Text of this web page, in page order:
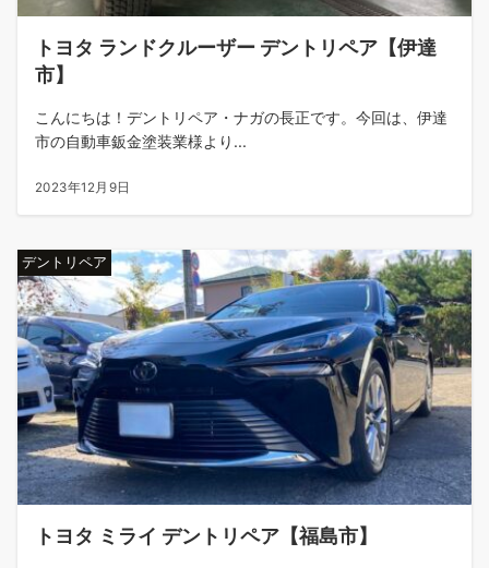
トヨタ ランドクルーザー デントリペア【伊達
市】
こんにちは！デントリペア・ナガの長正です。今回は、伊達
市の自動車鈑金塗装業様より...
2023年12月9日
デントリペア
トヨタ ミライ デントリペア【福島市】